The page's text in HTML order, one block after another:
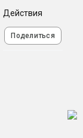
Действия
Поделиться